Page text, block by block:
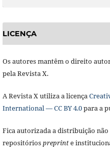
LICENÇA
Os autores mantêm o direito
pela Revista X.
A Revista X utiliza a licença
International — CC BY 4.0para a
Fica autorizada a distribuição
repositóriospreprinte